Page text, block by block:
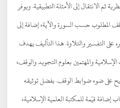
ثم الانتقال إلى الأمثلة التطبيقية. ويوفر
المطلوب حسب السورة والآية، إضافة إلى
على التفسير والتلاوة. هذا التأليف يهدف
والمهتمين بعلوم التجويد والوقف،
على ضوء ضوابط الوقف. بفضل توثيقه
قيّمة للمكتبة العلمية الإسلامية،